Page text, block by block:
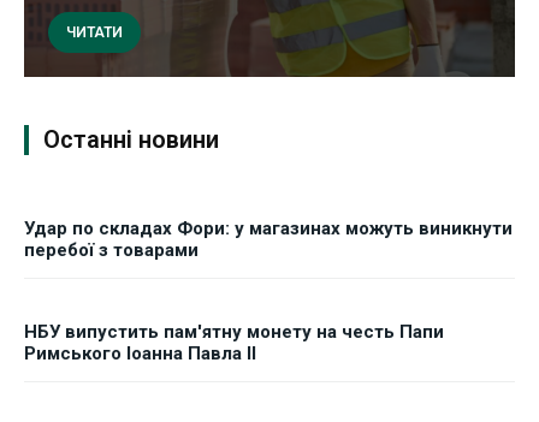
ЧИТАТИ
Останні новини
Удар по складах Фори: у магазинах можуть виникнути
перебої з товарами
НБУ випустить пам'ятну монету на честь Папи
Римського Іоанна Павла II